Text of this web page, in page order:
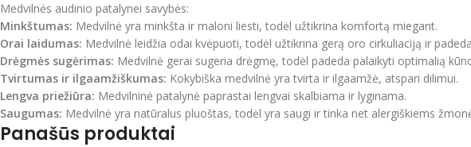
Medvilnės audinio patalynei savybės:
Minkštumas: Medvilnė yra minkšta ir maloni liesti, todėl užtikrina komfortą miegant.
Orai laidumas: Medvilnė leidžia odai kvėpuoti, todėl užtikrina gerą oro cirkuliaciją ir
Drėgmės sugėrimas: Medvilnė gerai sugeria drėgmę, todėl padeda palaikyti optimalią
Tvirtumas ir ilgaamžiškumas: Kokybiška medvilnė yra tvirta ir ilgaamžė, atspari dilimui.
Lengva priežiūra: Medvilninė patalynė paprastai lengvai skalbiama ir lyginama.
Saugumas: Medvilnė yra natūralus pluoštas, todėl yra saugi ir tinka net alergiškiems
Panašūs produktai